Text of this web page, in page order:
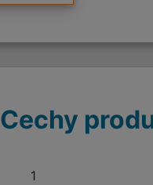
Cechy
1